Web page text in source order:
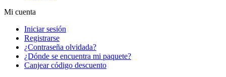
Mi cuenta
Iniciar sesión
Registrarse
¿Contraseña olvidada?
¿Dónde se encuentra mi paquete?
Canjear código descuento